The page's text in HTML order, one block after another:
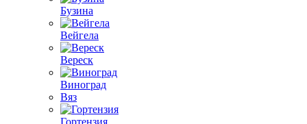
Бузина
Вейгела
Вереск
Виноград
Вяз
Гортензия